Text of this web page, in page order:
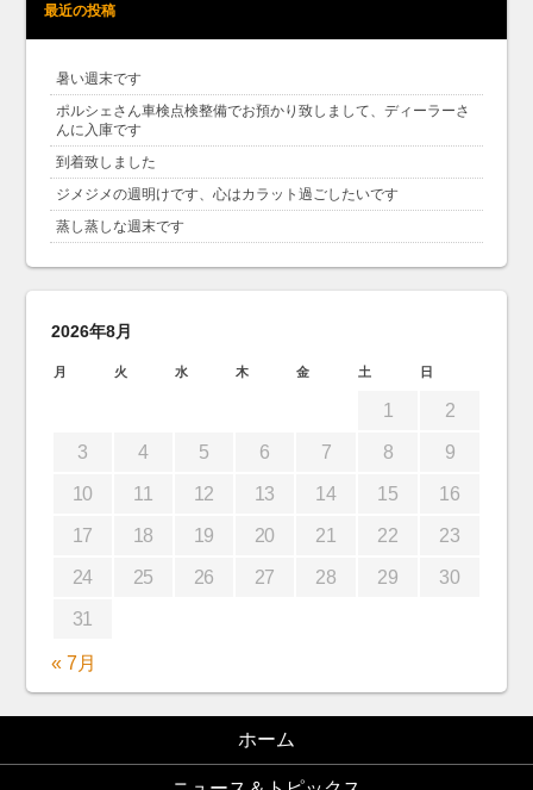
最近の投稿
暑い週末です
ポルシェさん車検点検整備でお預かり致しまして、ディーラーさ
んに入庫です
到着致しました
ジメジメの週明けです、心はカラット過ごしたいです
蒸し蒸しな週末です
2026年8月
月 火 水 木 金 土 日
1 2
3 4 5 6 7 8 9
10 11 12 13 14 15 16
17 18 19 20 21 22 23
24 25 26 27 28 29 30
31
« 7月
ホーム